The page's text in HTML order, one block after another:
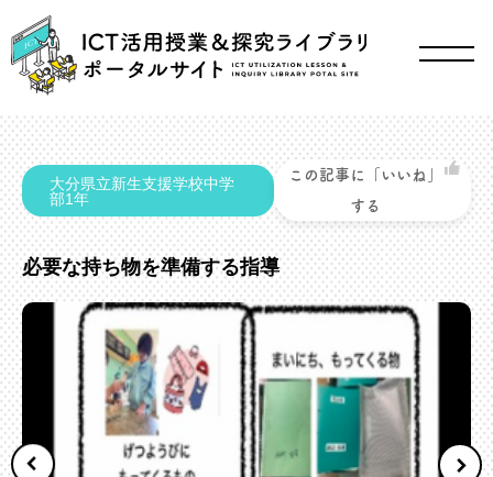
大分県立新生支援学校中学
部1年
この記事に「いいね」
する
必要な持ち物を準備する指導